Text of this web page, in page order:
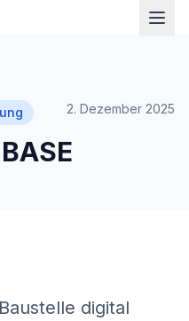
2. Dezember 2025
digital